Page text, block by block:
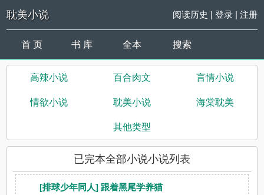
耽美小说 阅读历史 | 登录| 注册
首 页 书 库 全本 搜索
高辣小说 百合肉文 言情小说
情欲小说 耽美小说 海棠耽美
其他类型
已完本全部小说小说列表
[排球少年同人] 跟着黑尾学养猫